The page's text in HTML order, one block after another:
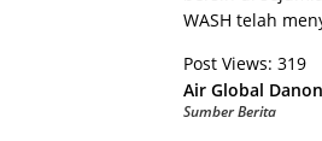
WASH telah
Post Views: 319
Air Global
Sumber Berita